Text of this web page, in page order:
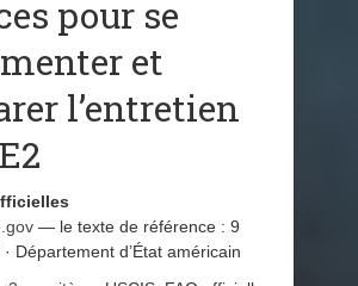
pour se
et
l’entretien
— le texte de référence : 9
Département d’État américain